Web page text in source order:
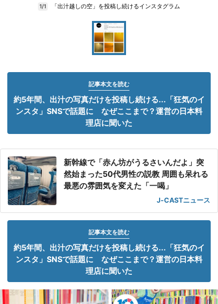
1/1 「出汁越しの空」を投稿し続けるインスタグラム
記事本文を読む
約5年間、出汁の写真だけを投稿し続ける...「狂気のイ
ンスタ」SNSで話題に なぜここまで？運営の日本料
理店に聞いた
新幹線で「赤ん坊がうるさいんだよ」突
然始まった50代男性の説教 周囲も呆れる
最悪の雰囲気を変えた「一喝」
J-CASTニュース
記事本文を読む
約5年間、出汁の写真だけを投稿し続ける...「狂気のイ
ンスタ」SNSで話題に なぜここまで？運営の日本料
理店に聞いた